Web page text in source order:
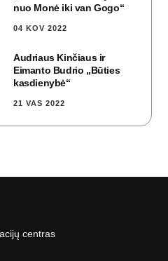
nuo Monė iki van Gogo“
04 KOV 2022
Audriaus Kinčiaus ir
Eimanto Budrio „Būties
kasdienybė“
21 VAS 2022
centras